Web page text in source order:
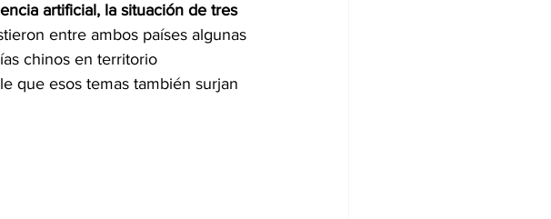
artificial, la situación de tres
entre ambos países algunas
chinos en territorio
que esos temas también surjan